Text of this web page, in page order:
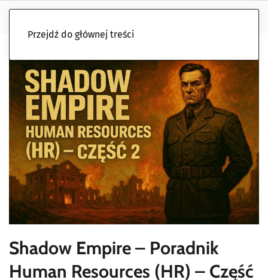
Przejdź do głównej treści
Shadow Empire – Poradnik
Human Resources (HR) – Część